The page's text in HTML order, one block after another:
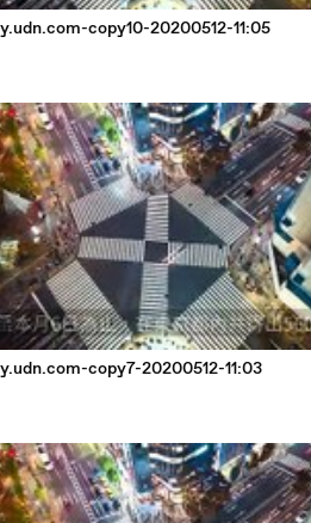
copy10-20200512-11:05
copy7-20200512-11:03